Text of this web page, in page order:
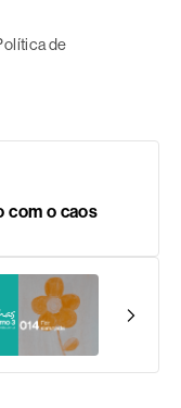
de
com o caos